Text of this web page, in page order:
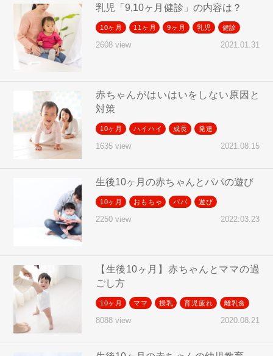
乳児「9,10ヶ月健診」の内容は？
10ヶ月 11ヶ月 9ヶ月 乳児 健診
2608 view 2021.01.31
赤ちゃんがはいはいをしない原因と
対策
10ヶ月 ハイハイ 成長 発達
1635 view 2021.08.15
生後10ヶ月の赤ちゃんとパパの遊び
10ヶ月 おもちゃ パパ 遊び
2250 view 2022.03.23
【生後10ヶ月】赤ちゃんとママの過
ごし方
10ヶ月 ママ 授乳 育児疲れ 離乳食
8088 view 2020.08.21